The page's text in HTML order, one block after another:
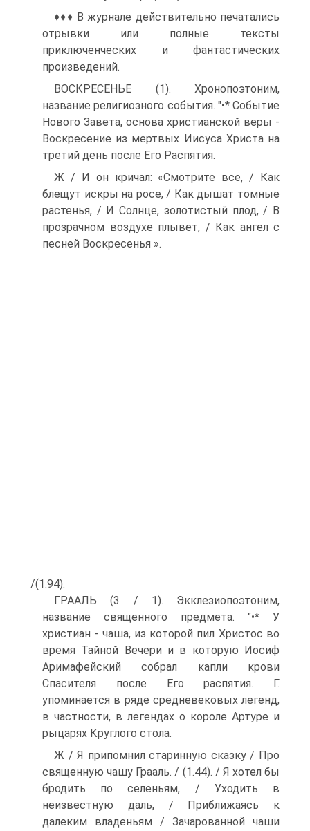
♦♦♦ В журнале действительно печатались
отрывки или полные тексты
приключенческих и фантастических
произведений.
ВОСКРЕСЕНЬЕ (1). Хронопоэтоним,
название религиозного со­бытия. "•* Событие
Нового Завета, основа христианской веры -
Воскресение из мертвых Иисуса Христа на
третий день после Его Распятия.
Ж / И он кричал: «Смотрите все, / Как
блещут искры на росе, / Как дышат томные
растенья, / И Солнце, золотистый плод, / В
прозрачном воздухе плывет, / Как ангел с
песней Воскресенья ».
/(1.94).
ГРААЛЬ (3 / 1). Экклезиопоэтоним,
название священного пред­мета. "•* У
христиан - чаша, из которой пил Христос во
время Тайной Вечери и в которую Иосиф
Аримафейский собрал кап­ли крови
Спасителя после Его распятия. Г.
упоминается в ряде средневековых легенд,
в частности, в легендах о короле Артуре и
рыцарях Круглого стола.
Ж / Я припомнил старинную сказку / Про
священную чашу Грааль. / (1.44). / Я хотел бы
бродить по селеньям, / Уходить в
неизвестную даль, / Приближаясь к
далеким владеньям / Зачарованной чаши